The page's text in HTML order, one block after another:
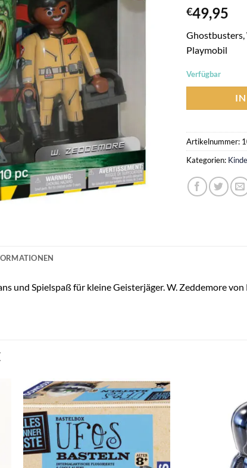
€49,95
Ghostbusters,
Playmobil
Verfügbar
Artikelnummer:
Kategorien:
und Spielspaß für kleine Geisterjäger. W. Zeddemore